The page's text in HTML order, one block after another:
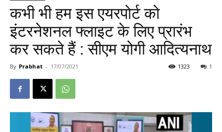
कभी भी हम इस एयरपोर्ट को
इंटरनेशनल फ्लाइट के लिए प्रारंभ
कर सकते हैं : सीएम योगी आदित्यनाथ
By Prabhat - 17/07/2021 1
1323